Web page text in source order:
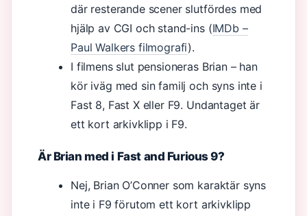
där resterande scener slutfördes med
hjälp av CGI och stand-ins (IMDb –
Paul Walkers filmografi).
I filmens slut pensioneras Brian – han
kör iväg med sin familj och syns inte i
Fast 8, Fast X eller F9. Undantaget är
ett kort arkivklipp i F9.
Är Brian med i Fast and Furious 9?
Nej, Brian O’Conner som karaktär syns
inte i F9 förutom ett kort arkivklipp